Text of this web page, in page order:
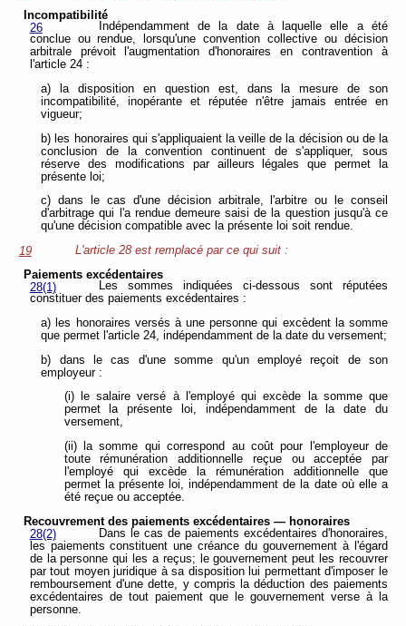
Incompatibilité
26
Indépendamment de la date à laquelle elle a été
conclue ou rendue, lorsqu'une convention collective ou décision
arbitrale prévoit l'augmentation d'honoraires en contravention à
l'article 24 :
a) la disposition en question est, dans la mesure de son
incompatibilité, inopérante et réputée n'être jamais entrée en
vigueur;
b) les honoraires qui s'appliquaient la veille de la décision ou de la
conclusion de la convention continuent de s'appliquer, sous
réserve des modifications par ailleurs légales que permet la
présente loi;
c) dans le cas d'une décision arbitrale, l'arbitre ou le conseil
d'arbitrage qui l'a rendue demeure saisi de la question jusqu'à ce
qu'une décision compatible avec la présente loi soit rendue.
19
L'article 28 est remplacé par ce qui suit :
Paiements excédentaires
28(1)
Les sommes indiquées ci-dessous sont réputées
constituer des paiements excédentaires :
a) les honoraires versés à une personne qui excèdent la somme
que permet l'article 24, indépendamment de la date du versement;
b) dans le cas d'une somme qu'un employé reçoit de son
employeur :
(i) le salaire versé à l'employé qui excède la somme que
permet la présente loi, indépendamment de la date du
versement,
(ii) la somme qui correspond au coût pour l'employeur de
toute rémunération additionnelle reçue ou acceptée par
l'employé qui excède la rémunération additionnelle que
permet la présente loi, indépendamment de la date où elle a
été reçue ou acceptée.
Recouvrement des paiements excédentaires — honoraires
28(2)
Dans le cas de paiements excédentaires d'honoraires,
les paiements constituent une créance du gouvernement à l'égard
de la personne qui les a reçus; le gouvernement peut les recouvrer
par tout moyen juridique à sa disposition lui permettant d'imposer le
remboursement d'une dette, y compris la déduction des paiements
excédentaires de tout paiement que le gouvernement verse à la
personne.